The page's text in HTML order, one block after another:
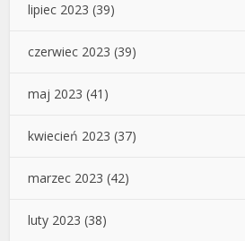
lipiec 2023 (39)
czerwiec 2023 (39)
maj 2023 (41)
kwiecień 2023 (37)
marzec 2023 (42)
luty 2023 (38)